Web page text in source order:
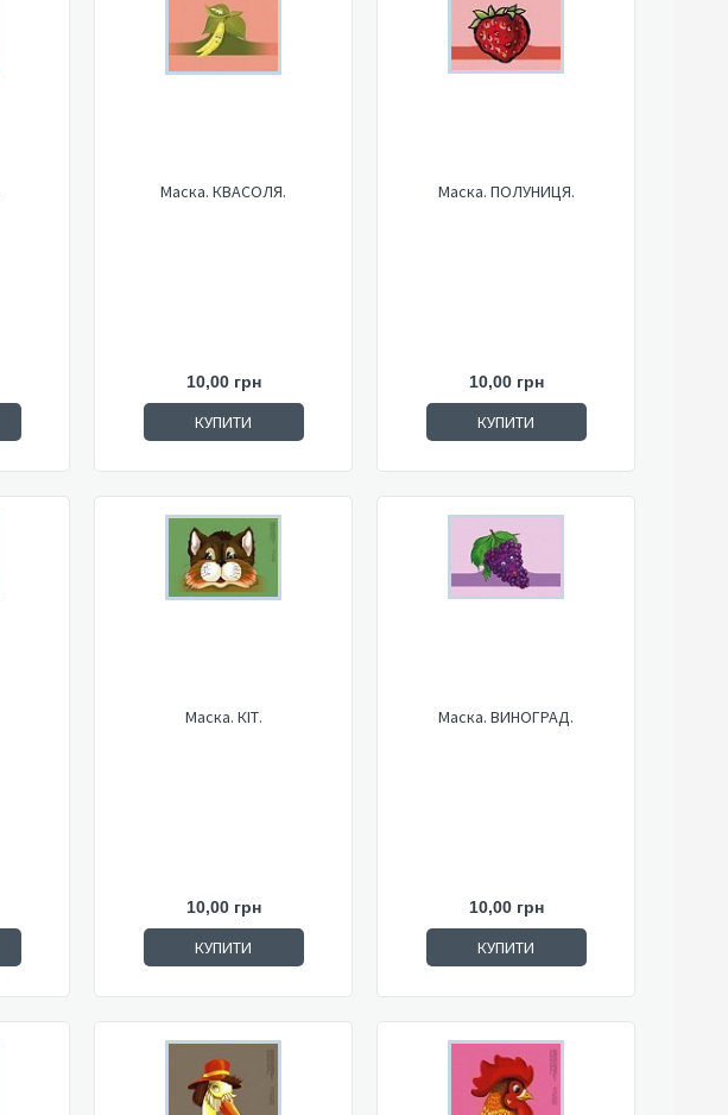
Маска. КВАСОЛЯ.
10,00 грн
КУПИТИ
Маска. ПОЛУНИЦЯ.
10,00 грн
КУПИТИ
Маска. КІТ.
10,00 грн
КУПИТИ
Маска. ВИНОГРАД.
10,00 грн
КУПИТИ